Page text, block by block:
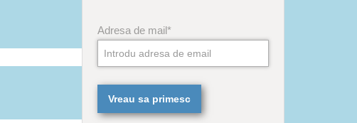
Adresa de mail*